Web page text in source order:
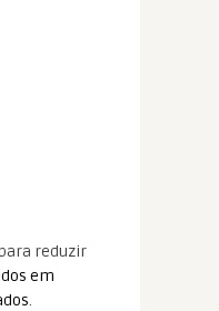
reduzir
em
.